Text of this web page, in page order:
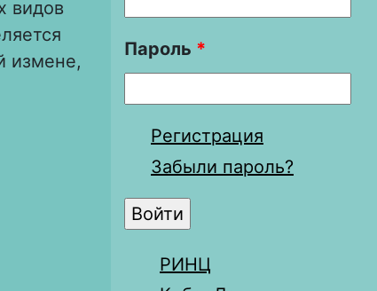
видов
измене,
Пароль *
Регистрация
Забыли пароль?
РИНЦ